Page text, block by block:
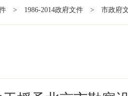
> 1986-2014政府文件 > 市政府